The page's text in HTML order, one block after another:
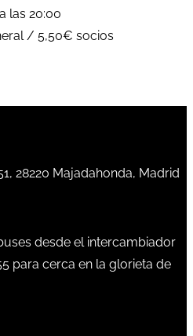
las 20:00
/ 5,50€ socios
28220 Majadahonda, Madrid
desde el intercambiador
para cerca en la glorieta de